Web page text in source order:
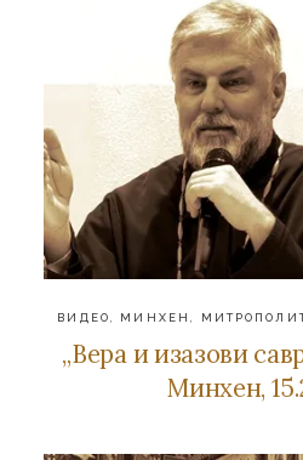
ВИДЕО МИНХЕН
„Вера и изазови
Минхен,